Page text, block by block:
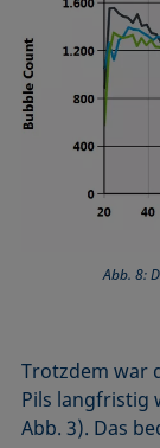
Abb. 8:
Trotzdem war
Pils langfristig
Abb. 3). Das